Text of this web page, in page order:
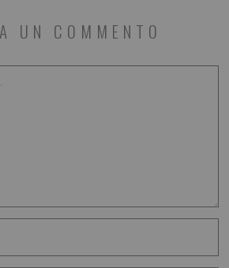
UN COMMENTO